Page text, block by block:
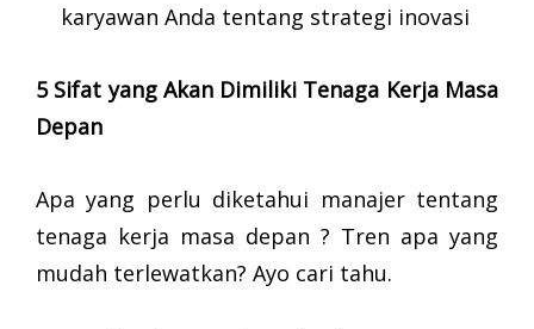
karyawan Anda tentang strategi inovasi
5 Sifat yang Akan Dimiliki Tenaga Kerja Masa
Depan
Apa yang perlu diketahui manajer tentang
tenaga kerja masa depan ? Tren apa yang
mudah terlewatkan? Ayo cari tahu.